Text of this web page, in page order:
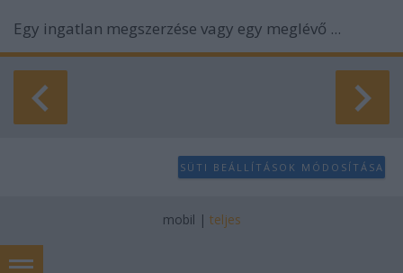
Egy ingatlan megszerzése vagy egy meglévő ...
SÜTI BEÁLLÍTÁSOK MÓDOSÍTÁSA
mobil | teljes